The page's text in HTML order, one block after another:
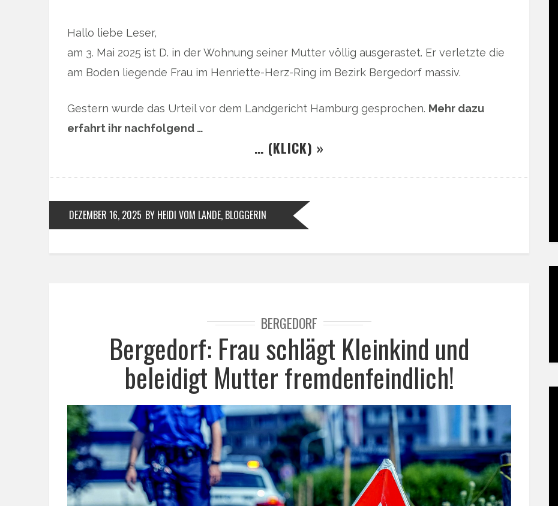
Hallo liebe Leser,
am 3. Mai 2025 ist D. in der Wohnung seiner Mutter völlig ausgerastet. Er verletzte die
am Boden liegende Frau im Henriette-Herz-Ring im Bezirk Bergedorf massiv.
Gestern wurde das Urteil vor dem Landgericht Hamburg gesprochen. Mehr dazu
erfahrt ihr nachfolgend …
… (KLICK) »
DEZEMBER 16, 2025 BY HEIDI VOM LANDE, BLOGGERIN
BERGEDORF
Bergedorf: Frau schlägt Kleinkind und
beleidigt Mutter fremdenfeindlich!